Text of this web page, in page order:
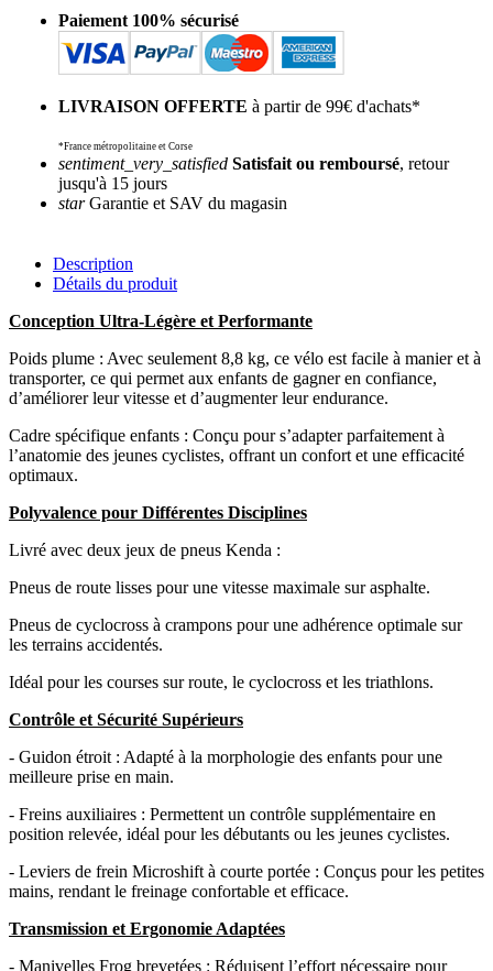
Paiement 100% sécurisé
LIVRAISON OFFERTE à partir de 99€ d'achats*
*France métropolitaine et Corse
sentiment_very_satisfied Satisfait ou remboursé, retour
jusqu'à 15 jours
starGarantie et SAV du magasin
Description
Détails du produit
Conception Ultra-Légère et Performante
Poids plume : Avec seulement 8,8 kg, ce vélo est facile à manier et à
transporter, ce qui permet aux enfants de gagner en confiance,
d’améliorer leur vitesse et d’augmenter leur endurance.
Cadre spécifique enfants : Conçu pour s’adapter parfaitement à
l’anatomie des jeunes cyclistes, offrant un confort et une efficacité
optimaux.
Polyvalence pour Différentes Disciplines
Livré avec deux jeux de pneus Kenda :
Pneus de route lisses pour une vitesse maximale sur asphalte.
Pneus de cyclocross à crampons pour une adhérence optimale sur
les terrains accidentés.
Idéal pour les courses sur route, le cyclocross et les triathlons.
Contrôle et Sécurité Supérieurs
- Guidon étroit : Adapté à la morphologie des enfants pour une
meilleure prise en main.
- Freins auxiliaires : Permettent un contrôle supplémentaire en
position relevée, idéal pour les débutants ou les jeunes cyclistes.
- Leviers de frein Microshift à courte portée : Conçus pour les petites
mains, rendant le freinage confortable et efficace.
Transmission et Ergonomie Adaptées
- Manivelles Frog brevetées : Réduisent l’effort nécessaire pour